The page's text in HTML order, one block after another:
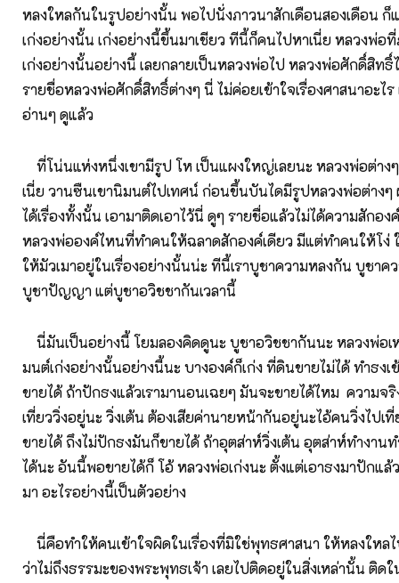
หลงใหลกันในรูปอย่างนั้น พอไปนั่งภาวนาสักเดือนสองเดือน ก็
เก่งอย่างนั้น เก่งอย่างนี้ขึ้นมาเชียว ทีนี้ก็คนไปหาเนี่ย หลวงพ่อที่
เก่งอย่างนั้นอย่างนี้ เลยกลายเป็นหลวงพ่อไป หลวงพ่อศักดิ์สิท
รายชื่อหลวงพ่อศักดิ์สิทธิ์ต่างๆ นี่ ไม่ค่อยเข้าใจเรื่องศาสนาอะไร
อ่านๆ ดูแล้ว
ที่โน่นแห่งหนึ่งเขามีรูป โห เป็นแผงใหญ่เลยนะ หลวงพ่อต่าง
เนี่ย วานซืนเขานิมนต์ไปเทศน์ ก่อนขึ้นบันไดมีรูปหลวงพ่อต่างๆ
ได้เรื่องทั้งนั้น เอามาติดเอาไว้นี่ ดูๆ รายชื่อแล้วไม่ได้ความสักอง
หลวงพ่อองค์ไหนที่ทำคนให้ฉลาดสักองค์เดียว มีแต่ทำคนให้โง่
ให้มัวเมาอยู่ในเรื่องอย่างนั้นน่ะ ทีนี้เราบูชาความหลงกัน บูชาค
บูชาปัญญา แต่บูชาอวิชชากันเวลานี้
นี่มันเป็นอย่างนี้ โยมลองคิดดูนะ บูชาอวิชชากันนะ หลวงพ่อเ
มนต์เก่งอย่างนั้นอย่างนี้นะ บางองค์ก็เก่ง ที่ดินขายไม่ได้ ทำธงเ
ขายได้ ถ้าปักธงแล้วเรามานอนเฉยๆ มันจะขายได้ไหม ความจ
เที่ยววิ่งอยู่นะ วิ่งเต้น ต้องเสียค่านายหน้ากันอยู่นะไอ้คนวิ่งไปเ
ขายได้ ถึงไม่ปักธงมันก็ขายได้ ถ้าอุตส่าห์วิ่งเต้น อุตส่าห์ทำงาน
ได้นะ อันนี้พอขายได้ก็ โอ้ หลวงพ่อเก่งนะ ตั้งแต่เอาธงมาปักแ
มา อะไรอย่างนี้เป็นตัวอย่าง
นี่คือทำให้คนเข้าใจผิดในเรื่องที่มิใช่พุทธศาสนา ให้หลงใหล
ว่าไม่ถึงธรรมะของพระพุทธเจ้า เลยไปติดอยู่ในสิ่งเหล่านั้น ติด